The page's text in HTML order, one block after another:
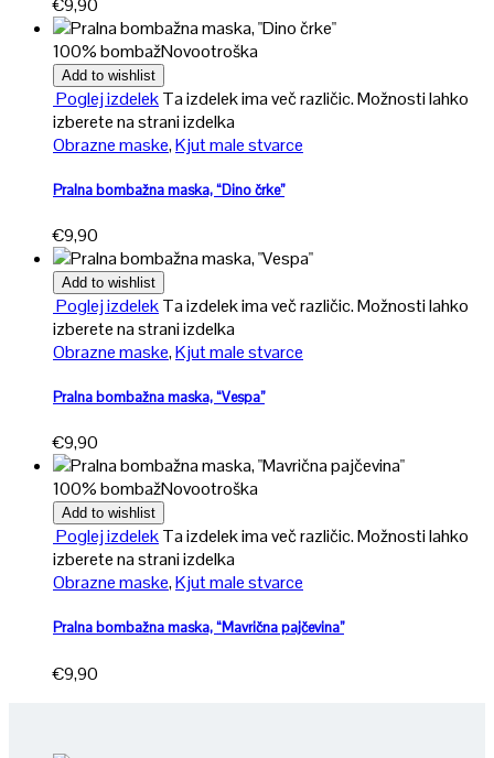
100% bombažNovootroška
Add to wishlist
Poglej izdelekTa izdelek ima več različic. Možnosti lahko
izberete na strani izdelka
Obrazne maske,Kjut male stvarce
Pralna bombažna maska, “Dino črke”
€9,90
Add to wishlist
Poglej izdelekTa izdelek ima več različic. Možnosti lahko
izberete na strani izdelka
Obrazne maske,Kjut male stvarce
Pralna bombažna maska, “Vespa”
€9,90
100% bombažNovootroška
Add to wishlist
Poglej izdelekTa izdelek ima več različic. Možnosti lahko
izberete na strani izdelka
Obrazne maske,Kjut male stvarce
Pralna bombažna maska, “Mavrična pajčevina”
€9,90